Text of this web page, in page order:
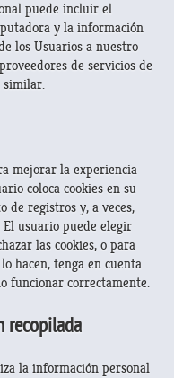
puede incluir el
y la información
los Usuarios a nuestro
de servicios de
similar.
mejorar la experiencia
coloca cookies en su
de registros y, a veces,
usuario puede elegir
las cookies, o para
hacen, tenga en cuenta
funcionar correctamente.
recopilada
la información personal